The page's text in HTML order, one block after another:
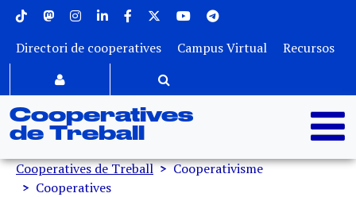
Vés al contingut
Menu superior
Directori de cooperatives Campus Virtual Recursos
Cooperatives
de Treball
Fil d'ariadna
Cooperatives de Treball
Cooperativisme
Cooperatives